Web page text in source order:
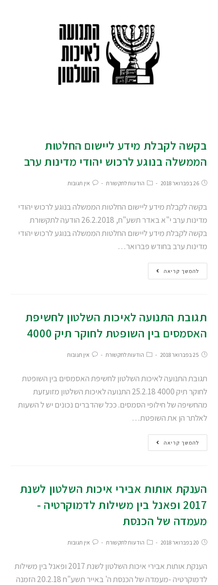
בקשה לקבלת מידע ליישום החלטות
הממשלה בנוגע לרכוש יהודי מדינות ערב
26 בפברואר 2018 הודעות לתקשורת אין תגובות
בקשה לקבלת מידע ליישום החלטות הממשלה בנוגע לרכוש יהודי
מדינות ערב י"א באדר תשע"ח, 26.2.2018 הודעה לתקשורת
בקשה לקבלת מידע ליישום החלטות הממשלה בנוגע לרכוש יהודי
מדינות ערב בחודש פברואר…
להמשך קריאה
תגובת התנועה לאיכות השלטון לחשיפת
האסמסים בין השופטת לחוקר תיק 4000
25 בפברואר 2018 הודעות לתקשורת אין תגובות
תגובת התנועה לאיכות השלטון לחשיפת האסמסים בין השופטת
לחוקר תיק 4000 25.2.18 התנועה לאיכות השלטון מזועזעת
מהחשיפה של חילופי הסמסים. ככל שהדברים נכונים יש ל השעות
לאלתר הן את השופטת…
להמשך קריאה
הענקת אותות אבירי איכות השלטון לשנת
2017 ופאנל בין משילות לדמוקרטיה -
מעמדה של הכנסת
20 בפברואר 2018 הודעות לתקשורת אין תגובות
הענקת אותות אבירי איכות השלטון לשנת 2017 ופאנל בין משילות
לדמוקרטיה -מעמדה של הכנסת ה' באייר תשע"ח 20.2.18 הזמנה